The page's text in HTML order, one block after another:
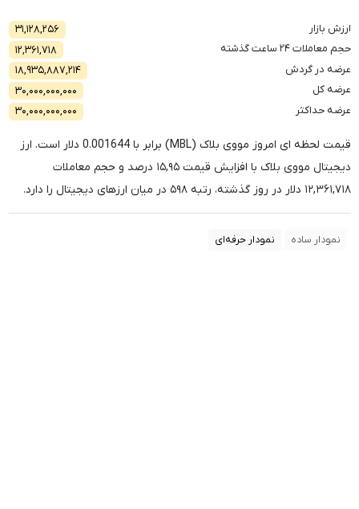
ارزش بازار
۳۱,۱۲۸,۲۵۶
حجم معاملات ۲۴ ساعت گذشته
۱۲,۳۶۱,۷۱۸
عرضه در گردش
۱۸,۹۳۵,۸۸۷,۲۱۴
عرضه کل
۳۰,۰۰۰,۰۰۰,۰۰۰
عرضه حداکثر
۳۰,۰۰۰,۰۰۰,۰۰۰
قیمت لحظه ای امروز مووی بلاک (MBL) برابر با 0.001644 دلار است. ارز
دیجیتال مووی بلاک با افزایش قیمت۱۵,۹۵ درصد و حجم معاملات
۱۲,۳۶۱,۷۱۸ دلار در روز گذشته، رتبه۵۹۸ در میان ارزهای دیجیتال را دارد.
نمودار ساده نمودار حرفه‌ای